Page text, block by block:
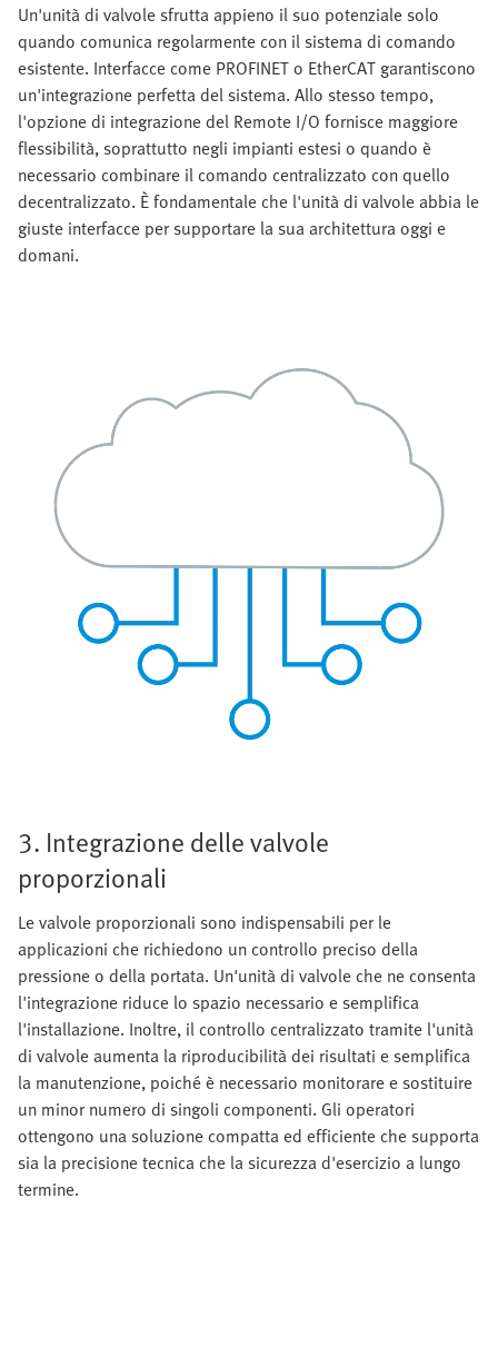
Un'unità di valvole sfrutta appieno il suo potenziale solo
quando comunica regolarmente con il sistema di comando
esistente. Interfacce come PROFINET o EtherCAT garantiscono
un'integrazione perfetta del sistema. Allo stesso tempo,
l'opzione di integrazione del Remote I/O fornisce maggiore
flessibilità, soprattutto negli impianti estesi o quando è
necessario combinare il comando centralizzato con quello
decentralizzato. È fondamentale che l'unità di valvole abbia le
giuste interfacce per supportare la sua architettura oggi e
domani.
3. Integrazione delle valvole
proporzionali
Le valvole proporzionali sono indispensabili per le
applicazioni che richiedono un controllo preciso della
pressione o della portata. Un'unità di valvole che ne consenta
l'integrazione riduce lo spazio necessario e semplifica
l'installazione. Inoltre, il controllo centralizzato tramite l'unità
di valvole aumenta la riproducibilità dei risultati e semplifica
la manutenzione, poiché è necessario monitorare e sostituire
un minor numero di singoli componenti. Gli operatori
ottengono una soluzione compatta ed efficiente che supporta
sia la precisione tecnica che la sicurezza d'esercizio a lungo
termine.